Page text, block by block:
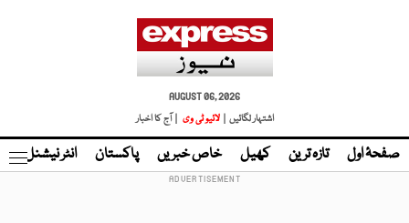
AUGUST 06, 2026
اشتہار لگائیں |
لائیو ٹی وی | آج کا اخبار
صفحۂ اول تازہ ترین کھیل خاص خبریں پاکستان انٹر نیشنل